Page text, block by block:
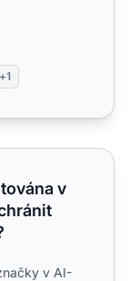
+1
odpovědích –
v
v AI-